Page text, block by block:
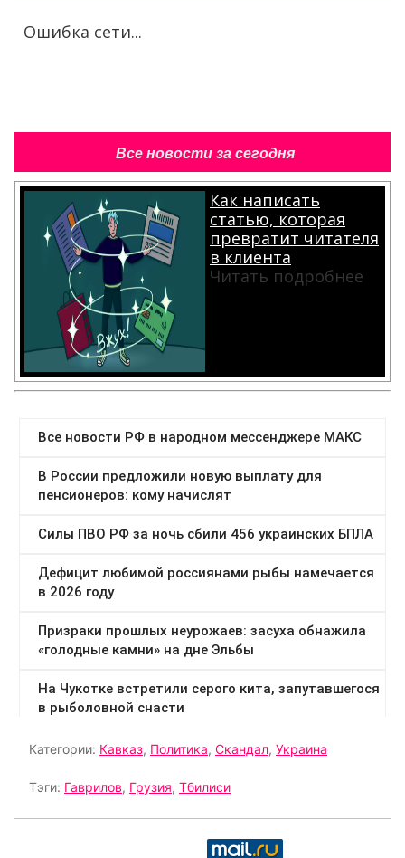
Ошибка сети...
Все новости за сегодня
Как написать
статью, которая
превратит читателя
в клиента
Читать подробнее
Категории: Кавказ, Политика, Скандал, Украина
Тэги: Гаврилов, Грузия, Тбилиси